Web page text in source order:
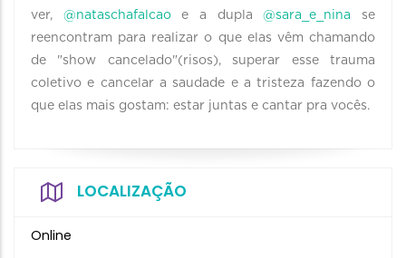
ver, @nataschafalcaoe a dupla@sara_e_nina se
reencontram para realizar o que elas vêm chamando
de "show cancelado"(risos), superar esse trauma
coletivo e cancelar a saudade e a tristeza fazendo o
que elas mais gostam: estar juntas e cantar pra vocês.
LOCALIZAÇÃO
Online